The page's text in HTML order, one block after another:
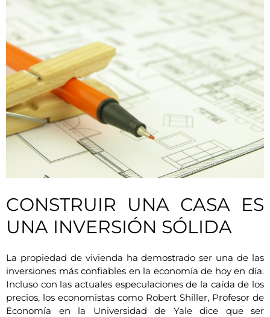
CONSTRUIR UNA CASA ES
UNA INVERSIÓN SÓLIDA
La propiedad de vivienda ha demostrado ser una de las
inversiones más confiables en la economía de hoy en día.
Incluso con las actuales especulaciones de la caída de los
precios, los economistas como Robert Shiller, Profesor de
Economía en la Universidad de Yale dice que ser